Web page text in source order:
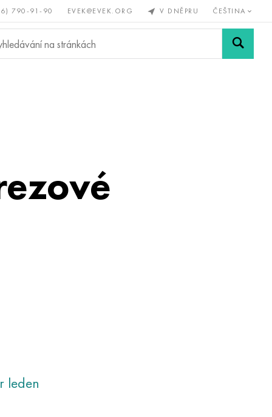
790-91-90 EVEK@EVEK.ORG V DNĚPRU ČEŠTINA
Legovaná Sítě a
leden